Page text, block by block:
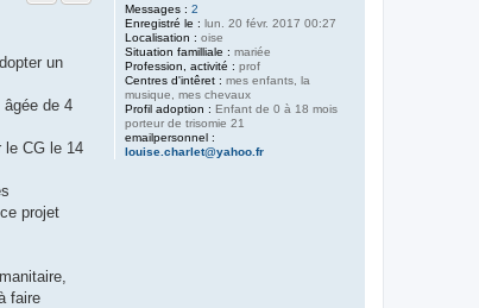
Messages : 2
Enregistré le : lun. 20 févr. 2017 00:27
Localisation : oise
Situation familliale : mariée
Profession, activité : prof
Centres d'intêret : mes enfants, la
musique, mes chevaux
Profil adoption : Enfant de 0 à 18 mois
porteur de trisomie 21
emailpersonnel :
louise.charlet@yahoo.fr
un
de 4
le CG le 14
projet
faire